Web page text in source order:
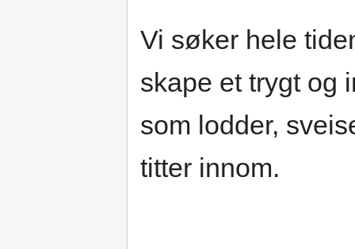
Vi søker hele
skape et trygt og
som lodder,
titter innom.